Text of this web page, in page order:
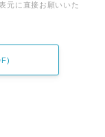
元に直接お願いいた